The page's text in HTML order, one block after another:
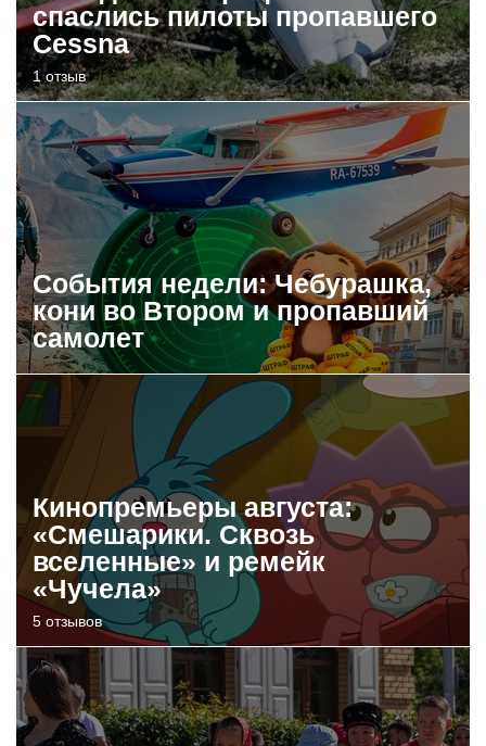
спаслись пилоты пропавшего
Cessna
1 отзыв
События недели: Чебурашка,
кони во Втором и пропавший
самолет
Кинопремьеры августа:
«Смешарики. Сквозь
вселенные» и ремейк
«Чучела»
5 отзывов